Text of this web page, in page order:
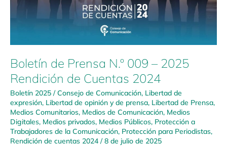
Boletín de Prensa N.º 009 – 2025
Rendición de Cuentas 2024
Boletín 2025 /Consejo de Comunicación, Libertad de
expresión, Libertad de opinión y de prensa, Libertad de Prensa,
Medios Comunitarios, Medios de Comunicación, Medios
Digitales, Medios privados, Medios Públicos, Protección a
Trabajadores de la Comunicación, Protección para Periodistas,
Rendición de cuentas 2024 /8 de julio de 2025
de